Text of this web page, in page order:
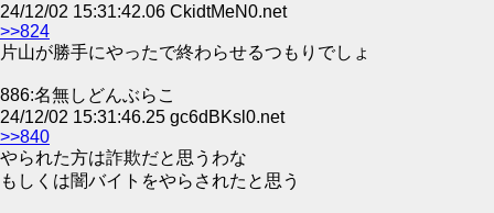
24/12/02 15:31:42.06 CkidtMeN0.net
>>824
片山が勝手にやったで終わらせるつもりでしょ
886:名無しどんぶらこ
24/12/02 15:31:46.25 gc6dBKsl0.net
>>840
やられた方は詐欺だと思うわな
もしくは闇バイトをやらされたと思う